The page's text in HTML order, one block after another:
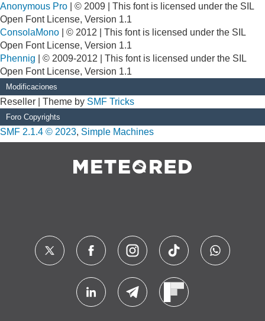
Anonymous Pro | © 2009 | This font is licensed under the SIL
Open Font License, Version 1.1
ConsolaMono | © 2012 | This font is licensed under the SIL
Open Font License, Version 1.1
Phennig | © 2009-2012 | This font is licensed under the SIL
Open Font License, Version 1.1
Modificaciones
Reseller | Theme by SMF Tricks
Foro Copyrights
SMF 2.1.4 © 2023, Simple Machines